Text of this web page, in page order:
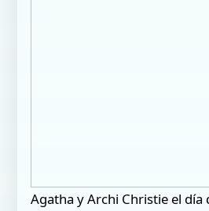
Agatha y Archi Christie el día